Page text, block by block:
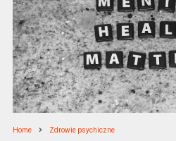
Home Zdrowie psychiczne